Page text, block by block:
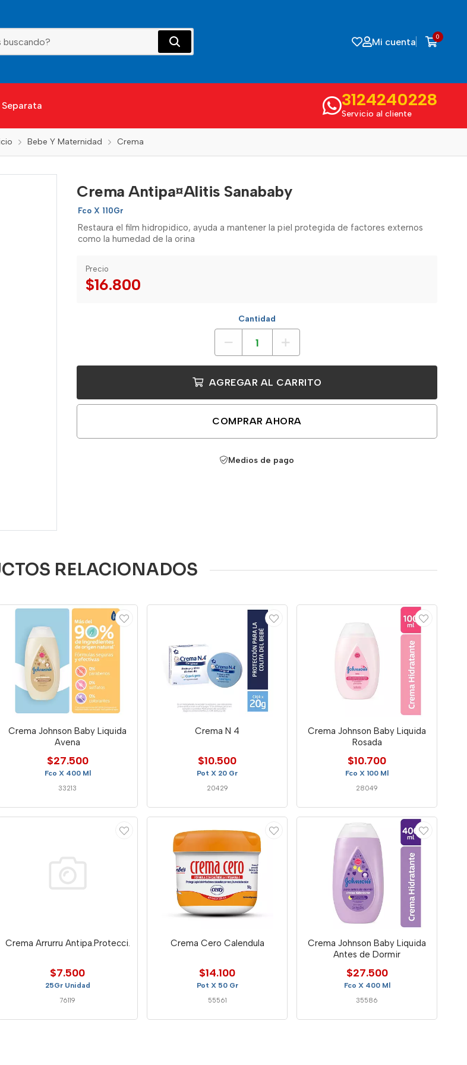
Mi cuenta 0
Separata 3124240228
Servicio al cliente
Bebe Y Maternidad Crema
Crema Antipa¤Alitis Sanababy
Fco X 110Gr
Restaura el film hidropidico, ayuda a mantener la piel protegida de factores externos
como la humedad de la orina
Precio
$16.800
Cantidad
AGREGAR AL CARRITO
COMPRAR AHORA
Medios de pago
RELACIONADOS
Crema Johnson Baby Liquida
Avena
$27.500
Fco X 400 Ml
33213
Crema N 4
$10.500
Pot X 20 Gr
20429
Crema Johnson Baby Liquida
Rosada
$10.700
Fco X 100 Ml
28049
Crema Arrurru Antipa.Protecci.
$7.500
25Gr Unidad
76119
Crema Cero Calendula
$14.100
Pot X 50 Gr
55561
Crema Johnson Baby Liquida
Antes de Dormir
$27.500
Fco X 400 Ml
35586